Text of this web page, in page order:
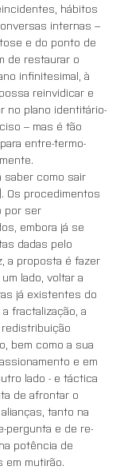
hábitos
internas –
e do ponto de
de restaurar o
infinitesimal, à
reinvidicar e
no plano identitário-
– mas é tão
entre-termo-
saber como sair
Os procedimentos
por ser
embora já se
dadas pelo
a proposta é fazer
lado, voltar a
já existentes do
a fractalização, a
bem como a sua
e em
lado - e táctica
de afrontar o
tanto na
pergunta e de re-
potência de
em mutirão.